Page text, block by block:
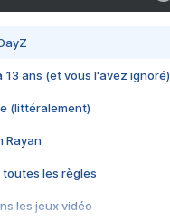
13 ans (et vous l'avez ignoré)
(littéralement)
Rayan
toutes les règles
les jeux vidéo